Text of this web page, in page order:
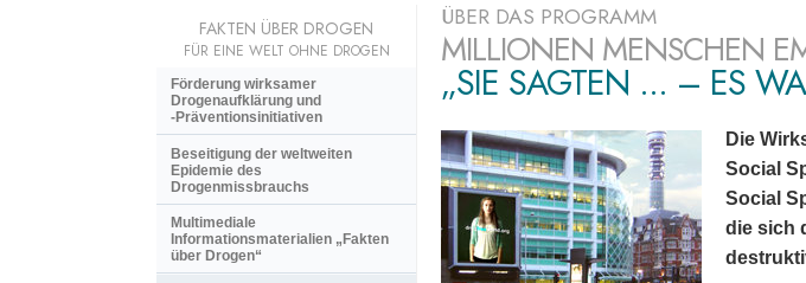
ÜBER DAS PROGRAMM
MILLIONEN MENSCHEN
„SIE SAGTEN ... – ES
Die
Social
Social
die sich
FAKTEN ÜBER DROGEN
FÜR EINE WELT OHNE DROGEN
Förderung wirksamer
Drogenaufklärung und
-Präventionsinitiativen
Beseitigung der weltweiten
Epidemie des
Drogenmissbrauchs
Multimediale
Informationsmaterialien „Fakten
über Drogen“